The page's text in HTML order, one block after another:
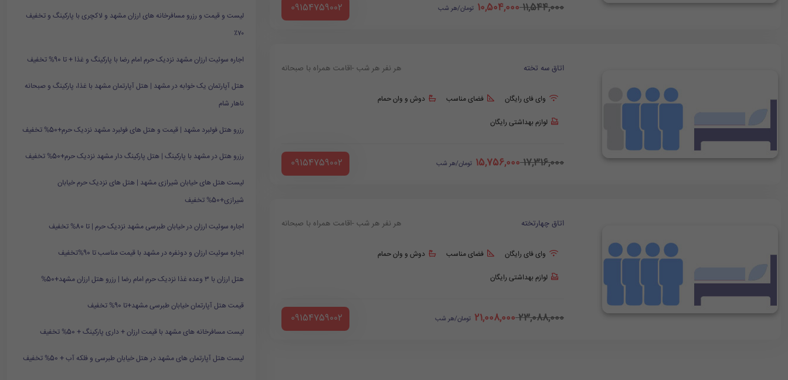
11,544,000
10,504,000 تومان/هر شب ‪ 09154759002
اتاق سه تخته هر نفر هر شب -اقامت همراه با صبحانه
وای فای رایگان فضای مناسب دوش و وان حمام
لوازم بهداشتی رایگان
17,316,000
15,756,000 تومان/هر شب ‪ 09154759002
اتاق چهارتخته هر نفر هر شب -اقامت همراه با صبحانه
وای فای رایگان فضای مناسب دوش و وان حمام
لوازم بهداشتی رایگان
23,088,000
21,008,000 تومان/هر شب ‪ 09154759002
لیست و قیمت و رزرو مسافرخانه های ارزان مشهد و لاکچری با پارکینگ و تخفیف
۷۰٪
اجاره سوئیت ارزان مشهد نزدیک حرم امام رضا با پارکینگ و غذا + تا 90% تخفیف
هتل آپارتمان یک خوابه در مشهد | هتل آپارتمان مشهد با غذا، پارکینگ و صبحانه
ناهار شام
رزرو هتل فولبرد مشهد | قیمت و هتل های فولبرد مشهد نزدیک حرم+50% تخفیف
رزرو هتل در مشهد با پارکینگ | هتل پارکینگ دار مشهد نزدیک حرم+50% تخفیف
لیست هتل های خیابان شیرازی مشهد | هتل های نزدیک حرم خیابان
شیرازی+50% تخفیف
اجاره سوئیت ارزان در خیابان طبرسی مشهد نزدیک حرم | تا 80% تخفیف
اجاره سوئیت ارزان و دونفره در مشهد با قیمت مناسب تا 90%تخفیف
هتل ارزان با ۳ وعده غذا نزدیک حرم امام رضا | رزرو هتل ارزان مشهد+50%
قیمت هتل آپارتمان خیابان طبرسی مشهد+تا 90% تخفیف
لیست مسافرخانه های مشهد با قیمت ارزان + داری پارکینگ + 50% تخفیف
لیست هتل آپارتمان های مشهد در هتل خیابان طبرسی و فلکه آب + 50% تخفیف